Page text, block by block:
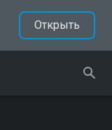
Открыть